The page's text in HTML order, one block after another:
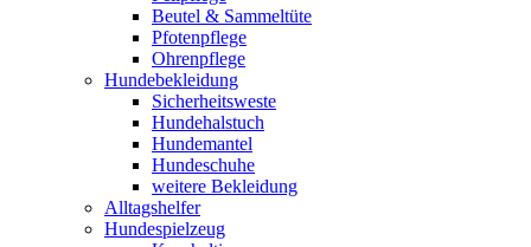
Beutel & Sammeltüte
Pfotenpflege
Ohrenpflege
Hundebekleidung
Sicherheitsweste
Hundehalstuch
Hundemantel
Hundeschuhe
weitere Bekleidung
Alltagshelfer
Hundespielzeug